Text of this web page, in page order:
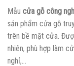
Mẫu cửa gỗ công
sản phẩm cửa gỗ
trên bề mặt cửa.
nhiên, phù hợp làm
nghỉ,…